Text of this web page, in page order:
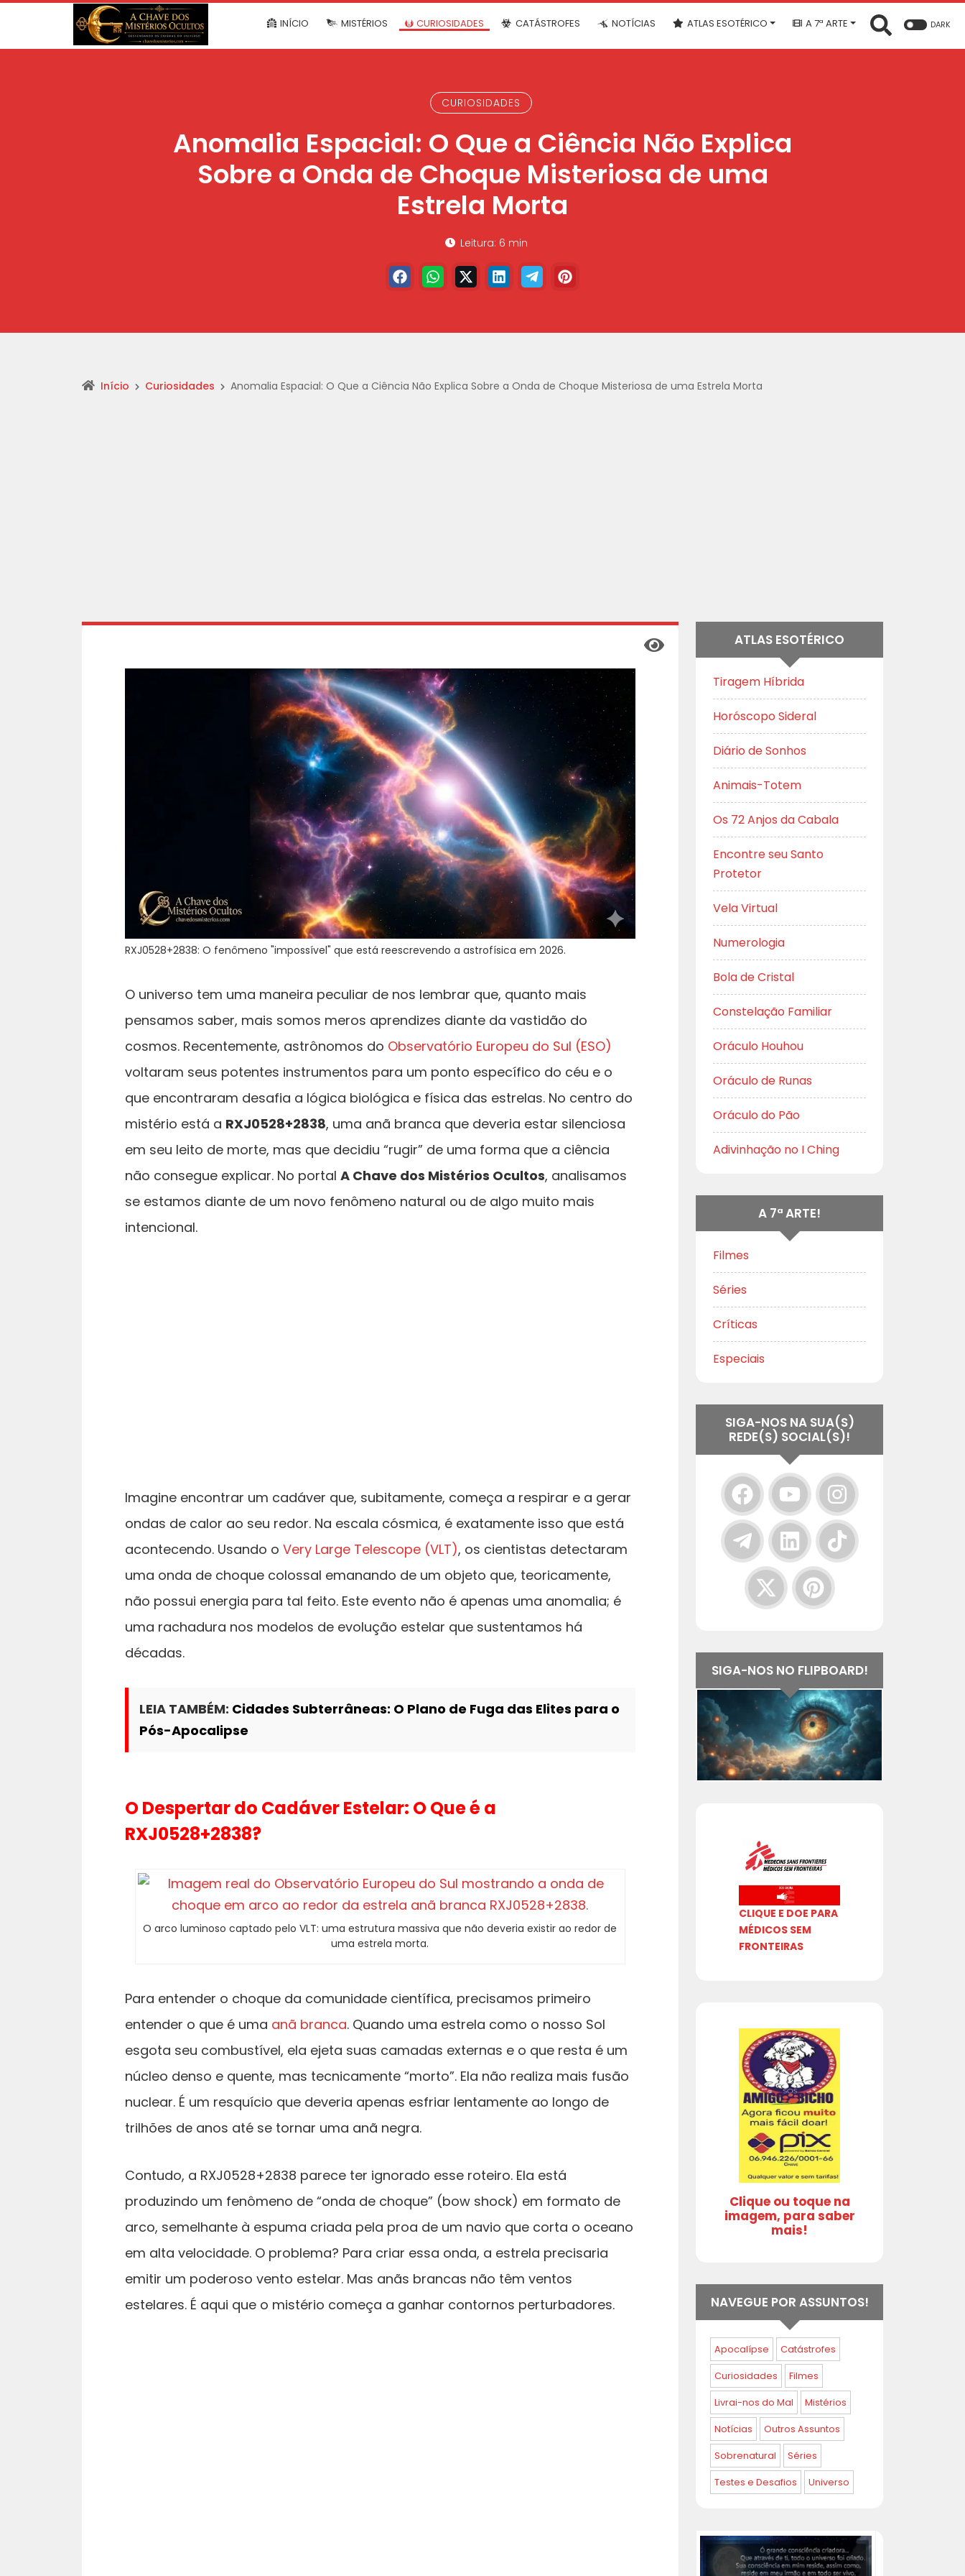
INÍCIO MISTÉRIOS CURIOSIDADES CATÁSTROFES NOTÍCIAS ATLAS ESOTÉRICO A 7ª ARTE DARK
CURIOSIDADES
Anomalia Espacial: O Que a Ciência Não Explica
Sobre a Onda de Choque Misteriosa de uma
Estrela Morta
Leitura: 6 min
Início Curiosidades Anomalia Espacial: O Que a Ciência Não Explica Sobre a Onda de Choque Misteriosa de uma Estrela Morta
RXJ0528+2838: O fenômeno "impossível" que está reescrevendo a astrofísica em 2026.
O universo tem uma maneira peculiar de nos lembrar que, quanto mais
pensamos saber, mais somos meros aprendizes diante da vastidão do
cosmos. Recentemente, astrônomos do Observatório Europeu do Sul (ESO)
voltaram seus potentes instrumentos para um ponto específico do céu e o
que encontraram desafia a lógica biológica e física das estrelas. No centro do
mistério está a RXJ0528+2838, uma anã branca que deveria estar silenciosa
em seu leito de morte, mas que decidiu “rugir” de uma forma que a ciência
não consegue explicar. No portal A Chave dos Mistérios Ocultos, analisamos
se estamos diante de um novo fenômeno natural ou de algo muito mais
intencional.
Imagine encontrar um cadáver que, subitamente, começa a respirar e a gerar
ondas de calor ao seu redor. Na escala cósmica, é exatamente isso que está
acontecendo. Usando o Very Large Telescope (VLT), os cientistas detectaram
uma onda de choque colossal emanando de um objeto que, teoricamente,
não possui energia para tal feito. Este evento não é apenas uma anomalia; é
uma rachadura nos modelos de evolução estelar que sustentamos há
décadas.
LEIA TAMBÉM: Cidades Subterrâneas: O Plano de Fuga das Elites para o
Pós-Apocalipse
O Despertar do Cadáver Estelar: O Que é a
RXJ0528+2838?
O arco luminoso captado pelo VLT: uma estrutura massiva que não deveria existir ao redor de
uma estrela morta.
Para entender o choque da comunidade científica, precisamos primeiro
entender o que é uma anã branca. Quando uma estrela como o nosso Sol
esgota seu combustível, ela ejeta suas camadas externas e o que resta é um
núcleo denso e quente, mas tecnicamente “morto”. Ela não realiza mais fusão
nuclear. É um resquício que deveria apenas esfriar lentamente ao longo de
trilhões de anos até se tornar uma anã negra.
Contudo, a RXJ0528+2838 parece ter ignorado esse roteiro. Ela está
produzindo um fenômeno de “onda de choque” (bow shock) em formato de
arco, semelhante à espuma criada pela proa de um navio que corta o oceano
em alta velocidade. O problema? Para criar essa onda, a estrela precisaria
emitir um poderoso vento estelar. Mas anãs brancas não têm ventos
estelares. É aqui que o mistério começa a ganhar contornos perturbadores.
ATLAS ESOTÉRICO
Tiragem Híbrida
Horóscopo Sideral
Diário de Sonhos
Animais-Totem
Os 72 Anjos da Cabala
Encontre seu Santo
Protetor
Vela Virtual
Numerologia
Bola de Cristal
Constelação Familiar
Oráculo Houhou
Oráculo de Runas
Oráculo do Pão
Adivinhação no I Ching
A 7ª ARTE!
Filmes
Séries
Críticas
Especiais
SIGA-NOS NA SUA(S)
REDE(S) SOCIAL(S)!
SIGA-NOS NO FLIPBOARD!
CLIQUE E DOE PARA
MÉDICOS SEM
FRONTEIRAS
Clique ou toque na
imagem, para saber
mais!
NAVEGUE POR ASSUNTOS!
Apocalípse Catástrofes
Curiosidades Filmes
Livrai-nos do Mal Mistérios
Notícias Outros Assuntos
Sobrenatural Séries
Testes e Desafios Universo